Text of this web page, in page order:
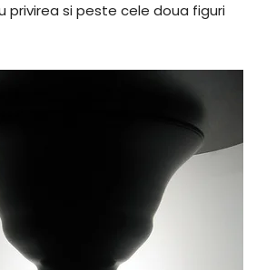
privirea si peste cele doua figuri